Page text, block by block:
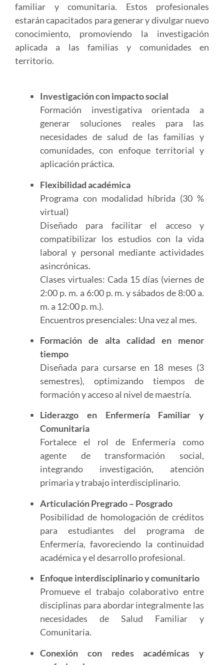
familiar y comunitaria. Estos profesionales
estarán capacitados para generar y divulgar nuevo
conocimiento, promoviendo la investigación
aplicada a las familias y comunidades en
territorio.
Investigación con impacto social
Formación investigativa orientada a
generar soluciones reales para las
necesidades de salud de las familias y
comunidades, con enfoque territorial y
aplicación práctica.
Flexibilidad académica
Programa con modalidad híbrida (30 %
virtual)
Diseñado para facilitar el acceso y
compatibilizar los estudios con la vida
laboral y personal mediante actividades
asincrónicas.
Clases virtuales: Cada 15 días (viernes de
2:00 p. m. a 6:00 p. m. y sábados de 8:00 a.
m. a 12:00 p. m.).
Encuentros presenciales: Una vez al mes.
Formación de alta calidad en menor
tiempo
Diseñada para cursarse en 18 meses (3
semestres), optimizando tiempos de
formación y acceso al nivel de maestría.
Liderazgo en Enfermería Familiar y
Comunitaria
Fortalece el rol de Enfermería como
agente de transformación social,
integrando investigación, atención
primaria y trabajo interdisciplinario.
Articulación Pregrado – Posgrado
Posibilidad de homologación de créditos
para estudiantes del programa de
Enfermería, favoreciendo la continuidad
académica y el desarrollo profesional.
Enfoque interdisciplinario y comunitario
Promueve el trabajo colaborativo entre
disciplinas para abordar integralmente las
necesidades de Salud Familiar y
Comunitaria.
Conexión con redes académicas y